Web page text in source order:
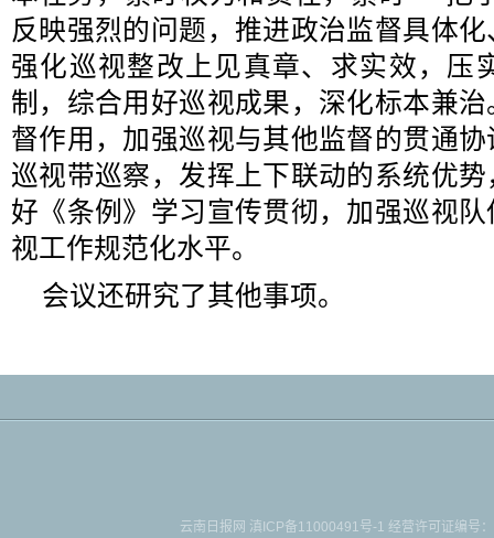
反映强烈的问题，推进政治监督具体
强化巡视整改上见真章、求实效，压
制，综合用好巡视成果，深化标本兼
督作用，加强巡视与其他监督的贯通
巡视带巡察，发挥上下联动的系统优
好《条例》学习宣传贯彻，加强巡视
视工作规范化水平。
会议还研究了其他事项。
云南日报网 滇ICP备11000491号-1 经营许可证编号